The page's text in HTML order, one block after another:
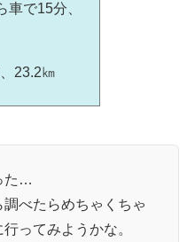
で15分、
23.2㎞
た…
べたらめちゃくちゃ
ってみようかな。